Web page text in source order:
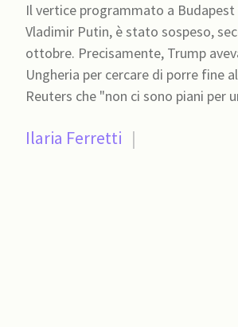
Il vertice programmato a
Vladimir Putin, è stato sospeso,
ottobre. Precisamente, Trump
Ungheria per cercare di porre fine alla guerra in Ucraina. Un alto
Reuters che "non ci sono piani
Ilaria Ferretti |